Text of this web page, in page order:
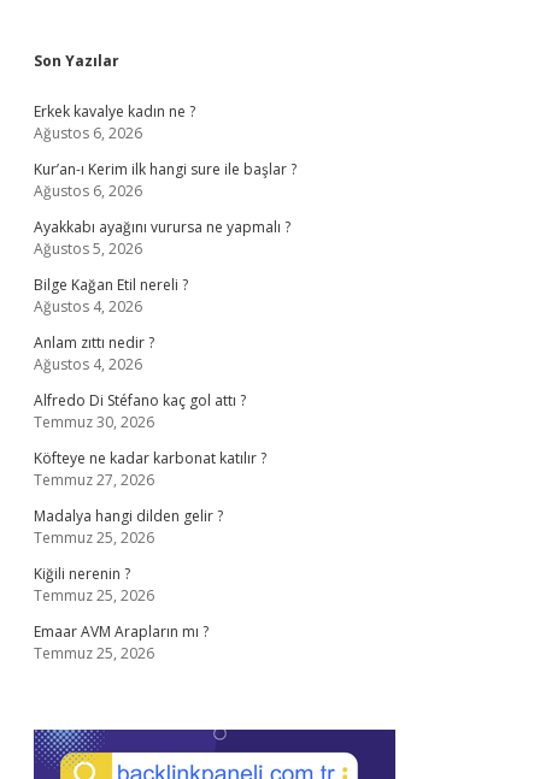
Sidebar
Son Yazılar
Erkek kavalye kadın ne ?
Ağustos 6, 2026
Kur’an-ı Kerim ilk hangi sure ile başlar ?
Ağustos 6, 2026
Ayakkabı ayağını vurursa ne yapmalı ?
Ağustos 5, 2026
Bilge Kağan Etil nereli ?
Ağustos 4, 2026
Anlam zıttı nedir ?
Ağustos 4, 2026
Alfredo Di Stéfano kaç gol attı ?
Temmuz 30, 2026
Köfteye ne kadar karbonat katılır ?
Temmuz 27, 2026
Madalya hangi dilden gelir ?
Temmuz 25, 2026
Kiğili nerenin ?
Temmuz 25, 2026
Emaar AVM Arapların mı ?
Temmuz 25, 2026